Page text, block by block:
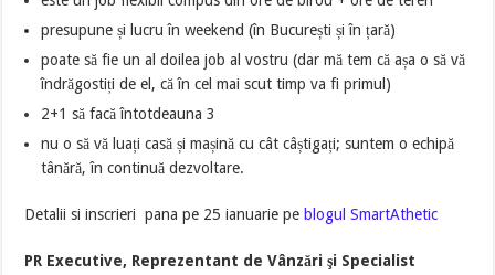
presupune și lucru în weekend (în București și în țară)
poate să fie un al doilea job al vostru (dar mă tem că așa o să vă
îndrăgostiți de el, că în cel mai scut timp va fi primul)
2+1 să facă întotdeauna 3
nu o să vă luați casă și mașină cu cât câștigați; suntem o echipă
tânără, în continuă dezvoltare.
Detalii si inscrieri pana pe 25 ianuarie pe blogul SmartAthetic
PR Executive, Reprezentant de Vânzări şi Specialist